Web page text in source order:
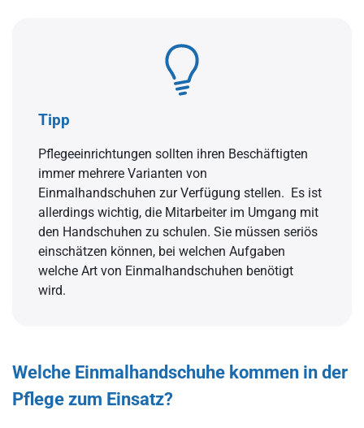
Tipp
Pflegeeinrichtungen sollten ihren Beschäftigten
immer mehrere Varianten von
Einmalhandschuhen zur Verfügung stellen. Es ist
allerdings wichtig, die Mitarbeiter im Umgang mit
den Handschuhen zu schulen. Sie müssen seriös
einschätzen können, bei welchen Aufgaben
welche Art von Einmalhandschuhen benötigt
wird.
Welche Einmalhandschuhe kommen in der
Pflege zum Einsatz?